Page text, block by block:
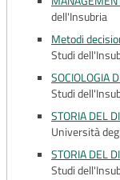
dell'Insubria
Metodi
Studi
SOCIOLOGIA
Studi
STORIA DEL
Università
STORIA DEL
Studi